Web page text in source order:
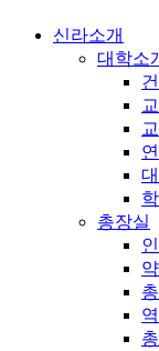
신라소개
대학소
총장실